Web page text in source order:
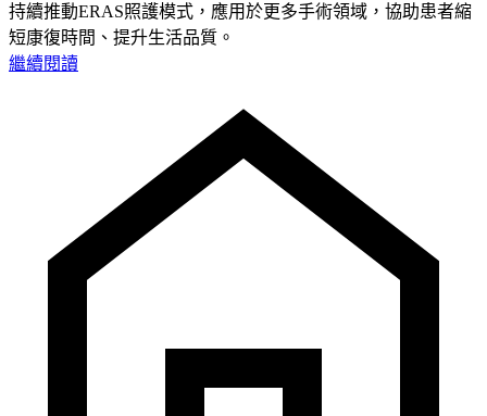
持續推動ERAS照護模式，應用於更多手術領域，協助患者縮
短康復時間、提升生活品質。
繼續閱讀